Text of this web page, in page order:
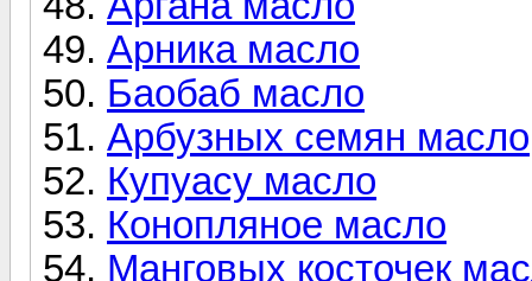
Арника масло
Баобаб масло
Арбузных семян масло
Купуасу масло
Конопляное масло
Манговых косточек